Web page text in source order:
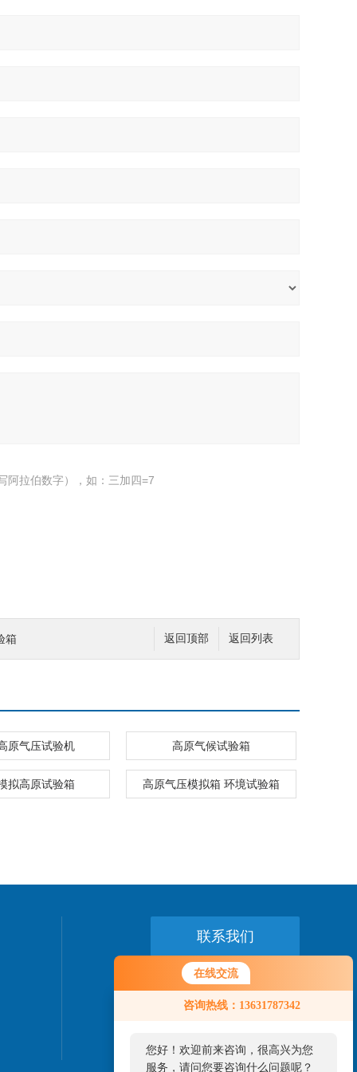
在线交流
咨询热线：13631787342
您好！欢迎前来咨询，很高兴为您
服务，请问您要咨询什么问题呢？
阿拉伯数字），如：三加四=7
返回列表
返回顶部
箱
原气压试验机 高原气候试验箱
拟高原试验箱 高原气压模拟箱 环境试验箱
联系我们
24小时热线：
0769-89775458